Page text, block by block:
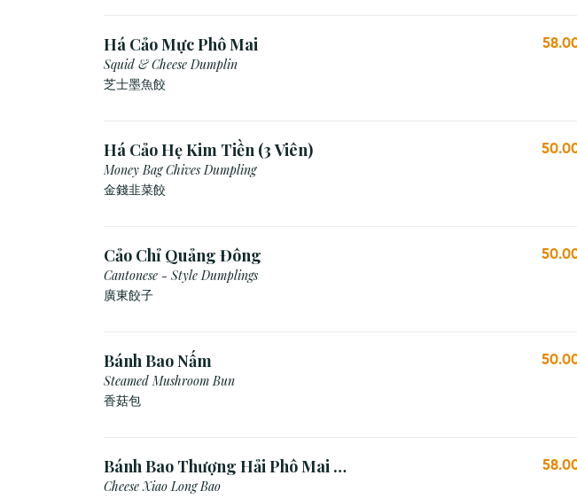
Há Cảo Mực Phô Mai
Squid & Cheese Dumplin
芝⼠墨⿂餃
Há Cảo Hẹ Kim Tiền (3 Viên)
Money Bag Chives Dumpling
金錢韭菜餃
Cảo Chỉ Quảng Đông
Cantonese - Style Dumplings
廣東餃⼦
Bánh Bao Nấm
Steamed Mushroom Bun
香菇包
Bánh Bao Thượng Hải Phô Mai (3
Viên)
Cheese Xiao Long Bao